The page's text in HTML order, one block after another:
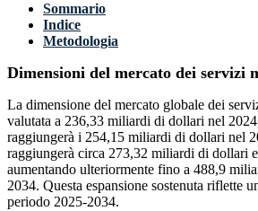
Sommario
Indice
Metodologia
Dimensioni del mercato dei
La dimensione del mercato globale dei
valutata a 236,33 miliardi di dollari nel
raggiungerà i 254,15 miliardi di dollari nel
raggiungerà circa 273,32 miliardi di dollari
aumentando ulteriormente fino a 488,9
2034. Questa espansione sostenuta riflette
periodo 2025-2034.